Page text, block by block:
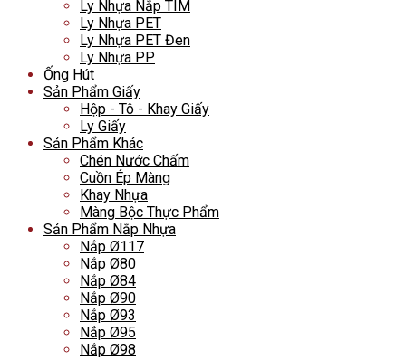
Ly Nhựa Nắp TIM
Ly Nhựa PET
Ly Nhựa PET Đen
Ly Nhựa PP
Ống Hút
Sản Phẩm Giấy
Hộp - Tô - Khay Giấy
Ly Giấy
Sản Phẩm Khác
Chén Nước Chấm
Cuồn Ép Màng
Khay Nhựa
Màng Bộc Thực Phẩm
Sản Phẩm Nắp Nhựa
Nắp Ø117
Nắp Ø80
Nắp Ø84
Nắp Ø90
Nắp Ø93
Nắp Ø95
Nắp Ø98